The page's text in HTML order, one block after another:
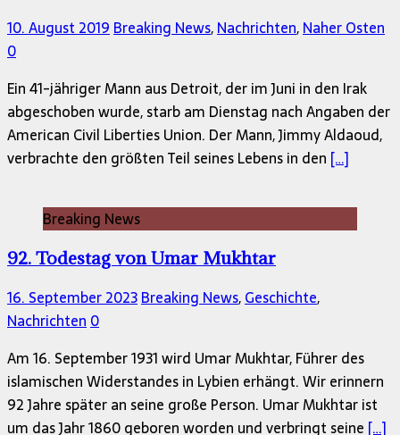
10. August 2019 Breaking News,Nachrichten,Naher Osten
0
Ein 41-jähriger Mann aus Detroit, der im Juni in den Irak
abgeschoben wurde, starb am Dienstag nach Angaben der
American Civil Liberties Union. Der Mann, Jimmy Aldaoud,
verbrachte den größten Teil seines Lebens in den […]
Breaking News
92. Todestag von Umar Mukhtar
16. September 2023Breaking News,Geschichte,
Nachrichten 0
Am 16. September 1931 wird Umar Mukhtar, Führer des
islamischen Widerstandes in Lybien erhängt. Wir erinnern
92 Jahre später an seine große Person. Umar Mukhtar ist
um das Jahr 1860 geboren worden und verbringt seine […]